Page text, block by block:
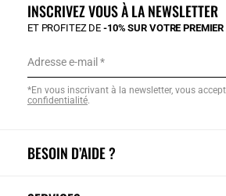
BESOIN D’AIDE ?
INSCRIVEZ VOUS À LA NEWSLETTER
ET PROFITEZ DE-10% SUR VOTRE
Adresse e-mail
*En vous inscrivant à la newsletter, vous
confidentialité.